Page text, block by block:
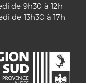
de 9h30 à 12h
de 13h30 à 17h